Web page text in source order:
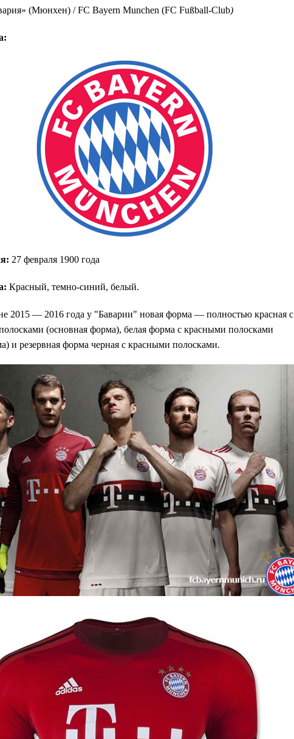
(Мюнхен) / FC Bayern Munchen (FC Fußball-Club)
27 февраля 1900 года
Красный, темно-синий, белый.
2015 — 2016 года у "Баварии" новая форма — полностью красная с
(основная форма), белая форма с красными полосками
и резервная форма черная с красными полосками.